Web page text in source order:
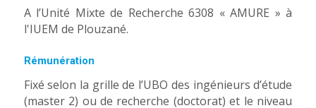
A l’Unité Mixte de Recherche 6308 « AMURE » à
l'IUEM de Plouzané.
Rémunération
Fixé selon la grille de l’UBO des ingénieurs d’étude
(master 2) ou de recherche (doctorat) et le niveau